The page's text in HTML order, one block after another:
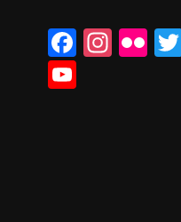
Fa In Fli